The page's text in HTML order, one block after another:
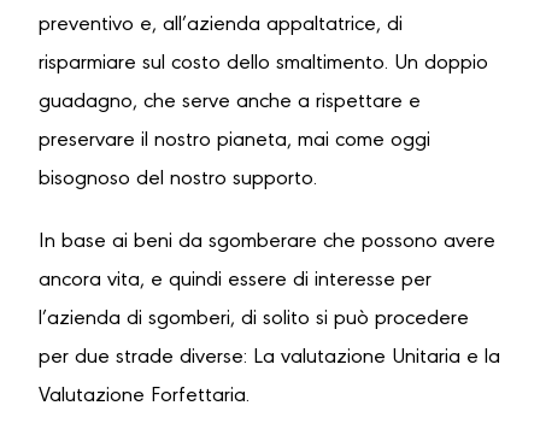
preventivo e, all’azienda appaltatrice, di
risparmiare sul costo dello smaltimento. Un doppio
guadagno, che serve anche a rispettare e
preservare il nostro pianeta, mai come oggi
bisognoso del nostro supporto.
In base ai beni da sgomberare che possono avere
ancora vita, e quindi essere di interesse per
l’azienda di sgomberi, di solito si può procedere
per due strade diverse: La valutazione Unitaria e la
Valutazione Forfettaria.